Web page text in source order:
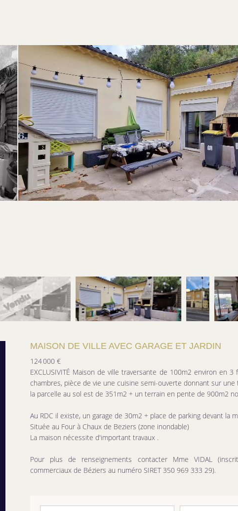
MAISON DE VILLE AVEC GARAGE ET JARDIN
124 000 €
EXCLUSIVITÉ Maison de ville traversante de 100m2 environ en
chambres, pièce de vie une cuisine semi-ouverte donnant sur une
la parcelle au sol est de 351m2 + un terrain en pente de 900m2
Au RDC il existe, un garage de 30m2 + place de parking devant la
Située au Four à Chaux de Beziers (zone inondable)
La maison nécessite d'important travaux .
Pour plus de renseignements contacter Mme VIDAL
commerciaux de Béziers au numéro SIRET 350 969 333 29).